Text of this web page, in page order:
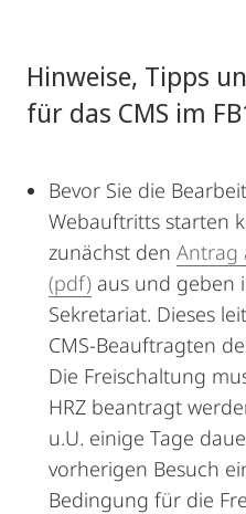
Hinweise, Tipps
für das CMS im
Bevor Sie die
Webauftritts starten
zunächst den Antrag
(pdf) aus und geben
Sekretariat. Dieses
CMS-Beauftragten
Die Freischaltung
HRZ beantragt
u.U. einige Tage
vorherigen Besuch
Bedingung für die